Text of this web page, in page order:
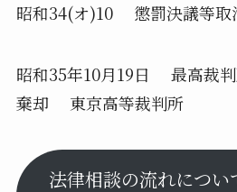
昭和34(オ)10 懲罰決議等取
昭和35年10月19日 最高
棄却 東京高等裁判所
法律相談の流れにつ